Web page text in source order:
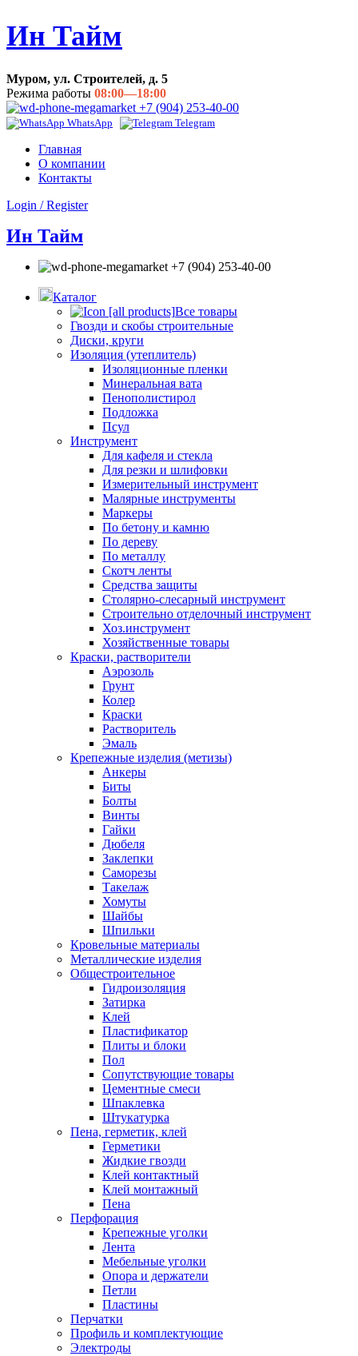
Ин Тайм
Муром, ул. Строителей, д. 5
Режима работы 08:00—18:00
+7 (904) 253-40-00
WhatsApp Telegram
Главная
О компании
Контакты
Login / Register
Ин Тайм
+7 (904) 253-40-00
Каталог
Все товары
Гвозди и скобы строительные
Диски, круги
Изоляция (утеплитель)
Изоляционные пленки
Минеральная вата
Пенополистирол
Подложка
Псул
Инструмент
Для кафеля и стекла
Для резки и шлифовки
Измерительный инструмент
Малярные инструменты
Маркеры
По бетону и камню
По дереву
По металлу
Скотч ленты
Средства защиты
Столярно-слесарный инструмент
Строительно отделочный инструмент
Хоз.инструмент
Хозяйственные товары
Краски, растворители
Аэрозоль
Грунт
Колер
Краски
Растворитель
Эмаль
Крепежные изделия (метизы)
Анкеры
Биты
Болты
Винты
Гайки
Дюбеля
Заклепки
Саморезы
Такелаж
Хомуты
Шайбы
Шпильки
Кровельные материалы
Металлические изделия
Общестроительное
Гидроизоляция
Затирка
Клей
Пластификатор
Плиты и блоки
Пол
Сопутствующие товары
Цементные смеси
Шпаклевка
Штукатурка
Пена, герметик, клей
Герметики
Жидкие гвозди
Клей контактный
Клей монтажный
Пена
Перфорация
Крепежные уголки
Лента
Мебельные уголки
Опора и держатели
Петли
Пластины
Перчатки
Профиль и комплектующие
Электроды